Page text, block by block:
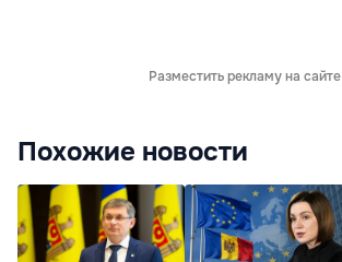
Разместить рекламу на сайте
Похожие новости